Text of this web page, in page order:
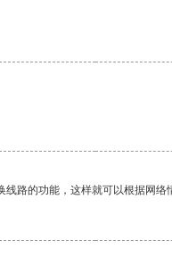
路的功能，这样就可以根据网络